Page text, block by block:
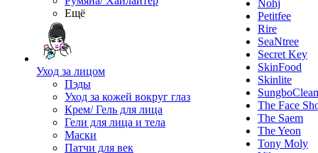
Ещё
Уход за лицом
Пэды
Уход за кожей вокруг глаз
Крем/ Гель для лица
Гели для лица и тела
Маски
Патчи для век
Nohj
Petitfee
Rire
SeaNtree
Secret Key
SkinFood
Skinlite
The Face
The Saem
The Yeon
Tony Moly